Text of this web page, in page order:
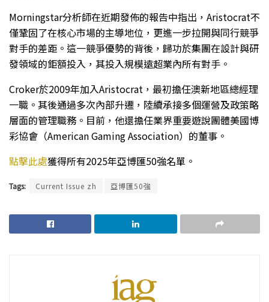
Morningstar分析師在近期發佈的報告中指出，Aristocrat不
僅鞏固了在核心市場的主導地位，更進一步拉開與同行競爭
對手的差距。這一競爭優勢的背後，歸功於集團在設計與研
發領域的鉅額投入，其投入規模遠超業內所有對手。
Croker於2009年加入Aristocrat，最初擔任澳新地區總經理
一職。其後通過多次內部升遷，陸續承接多個運營及政策略
層面的管理職務。目前，他還擔任業界重要遊說團體美國博
彩協會（American Gaming Association）的董事。
點擊此處獲得所有2025年亞博匯50強名單。
Tags: Current Issue zh 亞博匯50強